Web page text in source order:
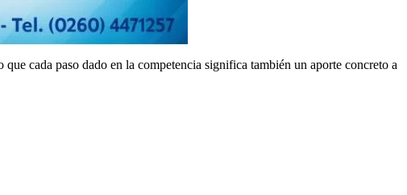
cada paso dado en la competencia significa también un aporte concreto a